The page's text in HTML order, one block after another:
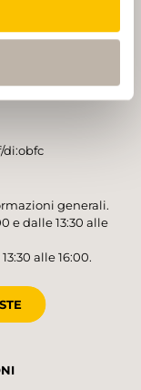
di:obfc
generali.
e dalle 13:30 alle
alle 16:00.